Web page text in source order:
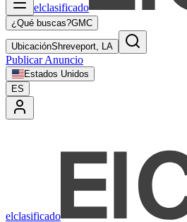
elclasificado
¿Qué buscas?GMC
UbicaciónShreveport, LA
Publicar Anuncio
Estados Unidos
ES
elclasificado